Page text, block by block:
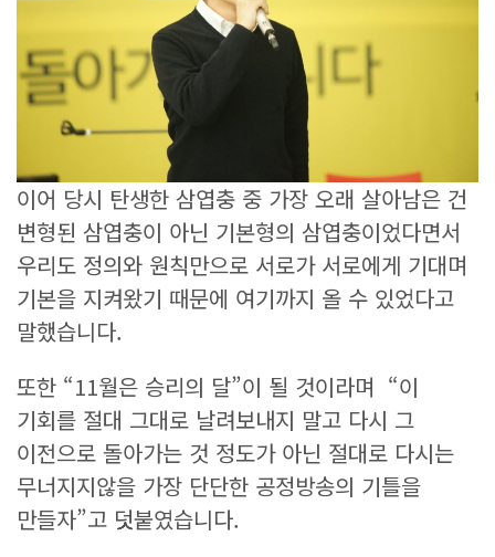
이어 당시 탄생한 삼엽충 중 가장 오래 살아남은 건
변형된 삼엽충이 아닌 기본형의 삼엽충이었다면서
우리도 정의와 원칙만으로 서로가 서로에게 기대며
기본을 지켜왔기 때문에 여기까지 올 수 있었다고
말했습니다.
또한 “11월은 승리의 달”이 될 것이라며 “이
기회를 절대 그대로 날려보내지 말고 다시 그
이전으로 돌아가는 것 정도가 아닌 절대로 다시는
무너지지않을 가장 단단한 공정방송의 기틀을
만들자”고 덧붙였습니다.